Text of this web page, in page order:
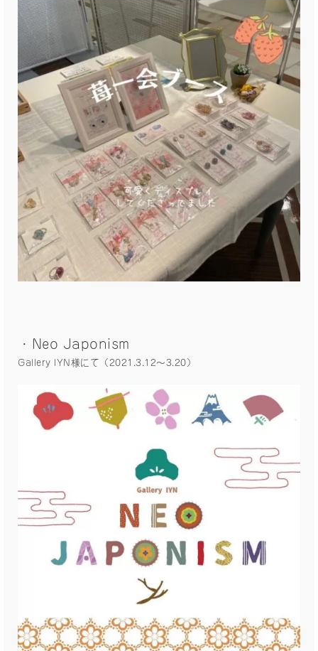
・Neo Japonism
Gallery IYN様にて（2021.3.12〜3.20）